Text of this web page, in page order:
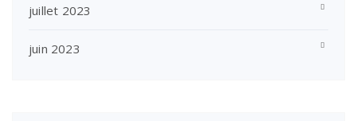
juillet 2023
juin 2023